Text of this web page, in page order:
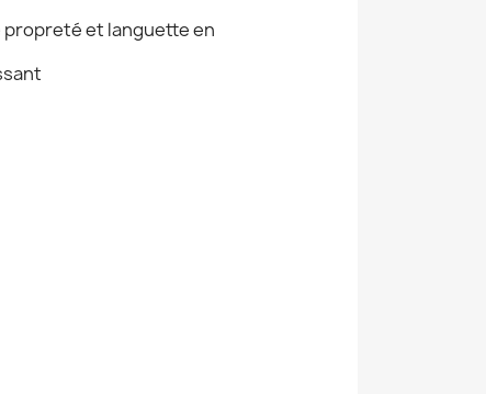
propreté et languette en